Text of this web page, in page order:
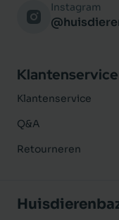
Instagram
Klantenservice
Klantenservice
Q&A
Retourneren